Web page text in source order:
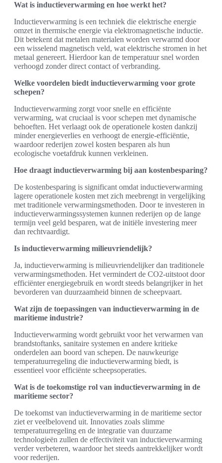
Wat is inductieverwarming en hoe werkt het?
Inductieverwarming is een techniek die elektrische energie
omzet in thermische energie via elektromagnetische inductie.
Dit betekent dat metalen materialen worden verwarmd door
een wisselend magnetisch veld, wat elektrische stromen in het
metaal genereert. Hierdoor kan de temperatuur snel worden
verhoogd zonder direct contact of verbranding.
Welke voordelen biedt inductieverwarming voor grote
schepen?
Inductieverwarming zorgt voor snelle en efficiënte
verwarming, wat cruciaal is voor schepen met dynamische
behoeften. Het verlaagt ook de operationele kosten dankzij
minder energieverlies en verhoogt de energie-efficiëntie,
waardoor rederijen zowel kosten besparen als hun
ecologische voetafdruk kunnen verkleinen.
Hoe draagt inductieverwarming bij aan kostenbesparing?
De kostenbesparing is significant omdat inductieverwarming
lagere operationele kosten met zich meebrengt in vergelijking
met traditionele verwarmingsmethoden. Door te investeren in
inductieverwarmingssystemen kunnen rederijen op de lange
termijn veel geld besparen, wat de initiële investering meer
dan rechtvaardigt.
Is inductieverwarming milieuvriendelijk?
Ja, inductieverwarming is milieuvriendelijker dan traditionele
verwarmingsmethoden. Het vermindert de CO2-uitstoot door
efficiënter energiegebruik en wordt steeds belangrijker in het
bevorderen van duurzaamheid binnen de scheepvaart.
Wat zijn de toepassingen van inductieverwarming in de
maritieme industrie?
Inductieverwarming wordt gebruikt voor het verwarmen van
brandstoftanks, sanitaire systemen en andere kritieke
onderdelen aan boord van schepen. De nauwkeurige
temperatuurregeling die inductieverwarming biedt, is
essentieel voor efficiënte scheepsoperaties.
Wat is de toekomstige rol van inductieverwarming in de
maritieme sector?
De toekomst van inductieverwarming in de maritieme sector
ziet er veelbelovend uit. Innovaties zoals slimme
temperatuurregeling en de integratie van duurzame
technologieën zullen de effectiviteit van inductieverwarming
verder verbeteren, waardoor het steeds aantrekkelijker wordt
voor rederijen.